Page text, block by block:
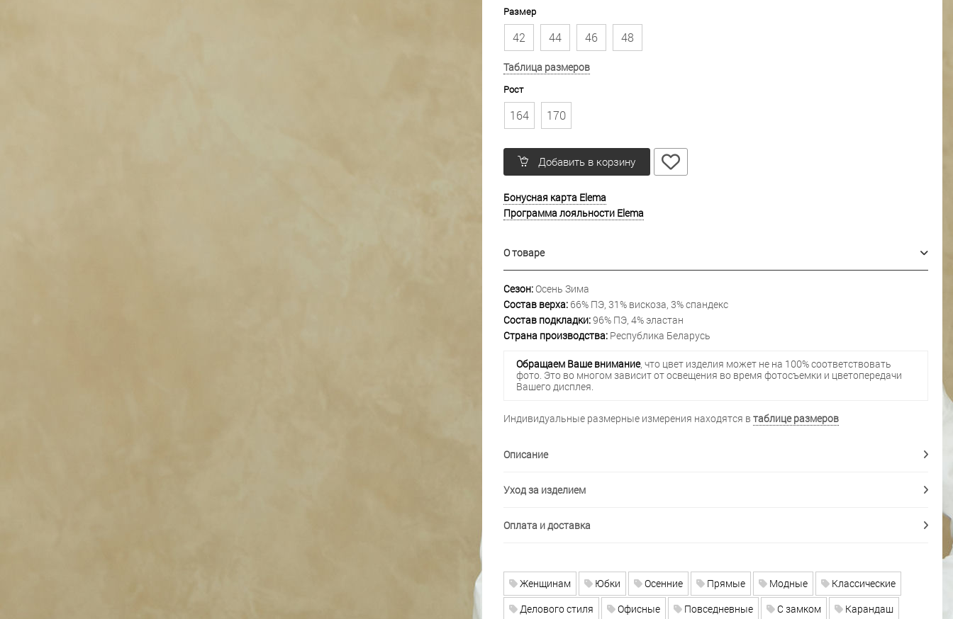
Размер
42 44 46 48
Таблица размеров
Рост
164 170
Добавить в корзину
Бонусная карта Elema
Программа лояльности Elema
О товаре
Сезон:Осень Зима
Состав верха:66% ПЭ, 31% вискоза, 3% спандекс
Состав подкладки:96% ПЭ, 4% эластан
Страна производства:Республика Беларусь
Обращаем Ваше внимание, что цвет изделия может не на 100% соответствовать
фото. Это во многом зависит от освещения во время фотосъемки и цветопередачи
Вашего дисплея.
Индивидуальные размерные измерения находятся в таблице размеров
Описание
Уход за изделием
Оплата и доставка
Женщинам Юбки Осенние Прямые Модные
Классические
Делового стиля
Офисные Повседневные С замком
Карандаш